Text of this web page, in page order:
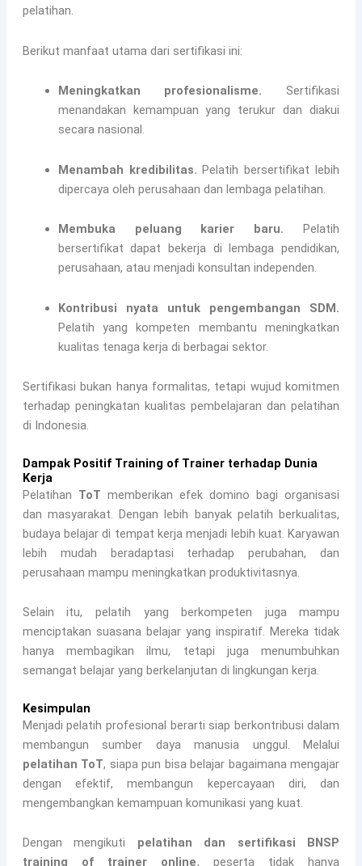
pelatihan.
Berikut manfaat utama dari sertifikasi ini:
Meningkatkan profesionalisme. Sertifikasi
menandakan kemampuan yang terukur dan diakui
secara nasional.
Menambah kredibilitas. Pelatih bersertifikat lebih
dipercaya oleh perusahaan dan lembaga pelatihan.
Membuka peluang karier baru. Pelatih
bersertifikat dapat bekerja di lembaga pendidikan,
perusahaan, atau menjadi konsultan independen.
Kontribusi nyata untuk pengembangan SDM.
Pelatih yang kompeten membantu meningkatkan
kualitas tenaga kerja di berbagai sektor.
Sertifikasi bukan hanya formalitas, tetapi wujud komitmen
terhadap peningkatan kualitas pembelajaran dan pelatihan
di Indonesia.
Dampak Positif Training of Trainer terhadap Dunia
Kerja
Pelatihan ToT memberikan efek domino bagi organisasi
dan masyarakat. Dengan lebih banyak pelatih berkualitas,
budaya belajar di tempat kerja menjadi lebih kuat. Karyawan
lebih mudah beradaptasi terhadap perubahan, dan
perusahaan mampu meningkatkan produktivitasnya.
Selain itu, pelatih yang berkompeten juga mampu
menciptakan suasana belajar yang inspiratif. Mereka tidak
hanya membagikan ilmu, tetapi juga menumbuhkan
semangat belajar yang berkelanjutan di lingkungan kerja.
Kesimpulan
Menjadi pelatih profesional berarti siap berkontribusi dalam
membangun sumber daya manusia unggul. Melalui
pelatihan ToT, siapa pun bisa belajar bagaimana mengajar
dengan efektif, membangun kepercayaan diri, dan
mengembangkan kemampuan komunikasi yang kuat.
Dengan mengikuti pelatihan dan sertifikasi BNSP
training of trainer online, peserta tidak hanya